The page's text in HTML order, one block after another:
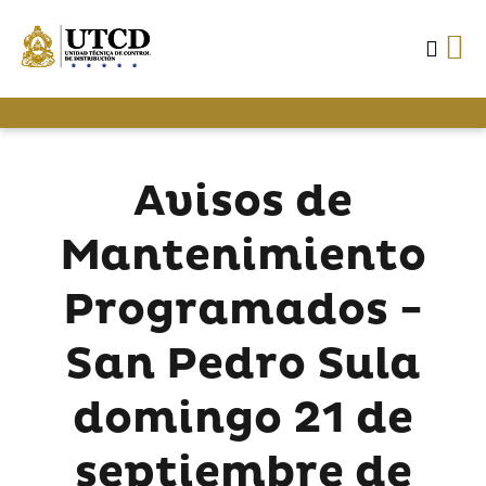
Avisos de
Mantenimiento
Programados -
San Pedro Sula
domingo 21 de
septiembre de